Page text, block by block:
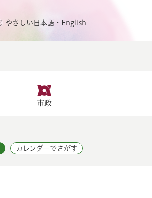
やさしい日本語・English
市政
カレンダーでさがす